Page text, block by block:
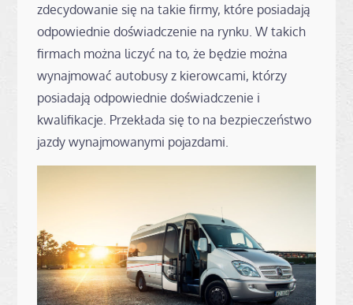
zdecydowanie się na takie firmy, które posiadają
odpowiednie doświadczenie na rynku. W takich
firmach można liczyć na to, że będzie można
wynajmować autobusy z kierowcami, którzy
posiadają odpowiednie doświadczenie i
kwalifikacje. Przekłada się to na bezpieczeństwo
jazdy wynajmowanymi pojazdami.